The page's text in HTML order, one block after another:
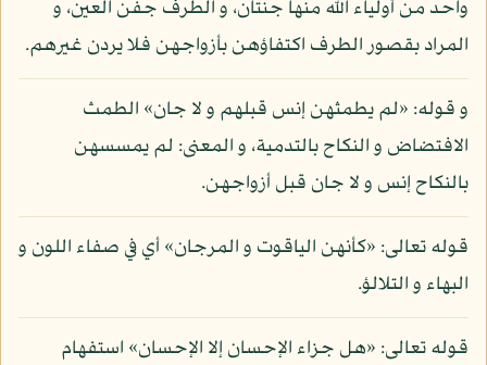
واحد من أولياء الله منها جنتان، و الطرف جفن العين، و
المراد بقصور الطرف اكتفاؤهن بأزواجهن فلا يردن غيرهم.
و قوله: «لم يطمثهن إنس قبلهم و لا جان» الطمث
الافتضاض و النكاح بالتدمية، و المعنى: لم يمسسهن
بالنكاح إنس و لا جان قبل أزواجهن.
قوله تعالى: «كأنهن الياقوت و المرجان» أي في صفاء اللون و
البهاء و التلالؤ.
قوله تعالى: «هل جزاء الإحسان إلا الإحسان» استفهام